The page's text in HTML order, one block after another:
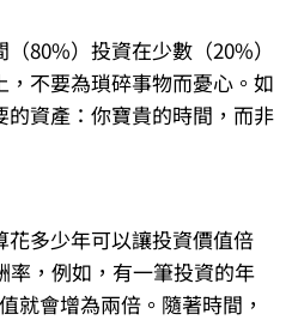
80%）投資在少數（20%）
不要為瑣碎事物而憂心。如
的資產：你寶貴的時間，而非
花多少年可以讓投資價值倍
率，例如，有一筆投資的年
就會增為兩倍。隨著時間，